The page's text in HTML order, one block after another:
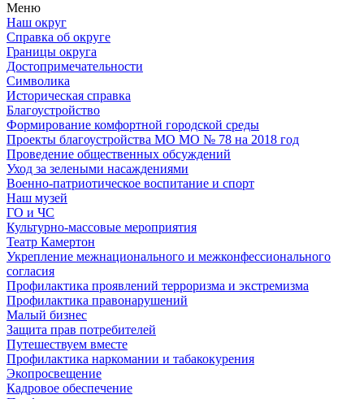
Меню
Наш округ
Справка об округе
Границы округа
Достопримечательности
Символика
Историческая справка
Благоустройство
Формирование комфортной городской среды
Проекты благоустройства МО МО № 78 на 2018 год
Проведение общественных обсуждений
Уход за зелеными насаждениями
Военно-патриотическое воспитание и спорт
Наш музей
ГО и ЧС
Культурно-массовые мероприятия
Театр Камертон
Укрепление межнационального и межконфессионального
согласия
Профилактика проявлений терроризма и экстремизма
Профилактика правонарушений
Малый бизнес
Защита прав потребителей
Путешествуем вместе
Профилактика наркомании и табакокурения
Экопросвещение
Кадровое обеспечение